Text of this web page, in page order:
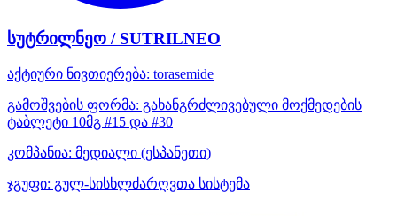
სუტრილნეო / SUTRILNEO
აქტიური ნივთიერება: torasemide
გამოშვების ფორმა: გახანგრძლივებული მოქმედების
ტაბლეტი 10მგ #15 და #30
კომპანია: მედიალი (ესპანეთი)
ჯგუფი: გულ-სისხლძარღვთა სისტემა